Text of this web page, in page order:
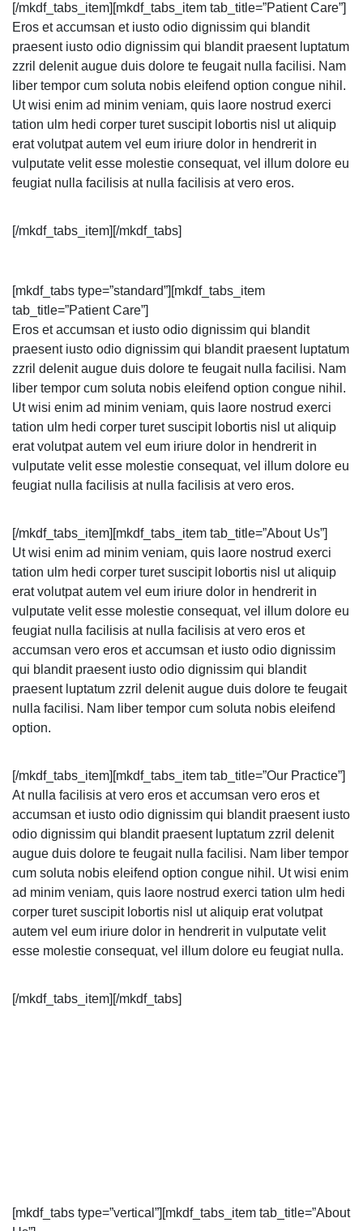
[/mkdf_tabs_item][mkdf_tabs_item tab_title=”Patient Care”]
Eros et accumsan et iusto odio dignissim qui blandit
praesent iusto odio dignissim qui blandit praesent luptatum
zzril delenit augue duis dolore te feugait nulla facilisi. Nam
liber tempor cum soluta nobis eleifend option congue nihil.
Ut wisi enim ad minim veniam, quis laore nostrud exerci
tation ulm hedi corper turet suscipit lobortis nisl ut aliquip
erat volutpat autem vel eum iriure dolor in hendrerit in
vulputate velit esse molestie consequat, vel illum dolore eu
feugiat nulla facilisis at nulla facilisis at vero eros.
[/mkdf_tabs_item][/mkdf_tabs]
[mkdf_tabs type=”standard”][mkdf_tabs_item
tab_title=”Patient Care”]
Eros et accumsan et iusto odio dignissim qui blandit
praesent iusto odio dignissim qui blandit praesent luptatum
zzril delenit augue duis dolore te feugait nulla facilisi. Nam
liber tempor cum soluta nobis eleifend option congue nihil.
Ut wisi enim ad minim veniam, quis laore nostrud exerci
tation ulm hedi corper turet suscipit lobortis nisl ut aliquip
erat volutpat autem vel eum iriure dolor in hendrerit in
vulputate velit esse molestie consequat, vel illum dolore eu
feugiat nulla facilisis at nulla facilisis at vero eros.
[/mkdf_tabs_item][mkdf_tabs_item tab_title=”About Us”]
Ut wisi enim ad minim veniam, quis laore nostrud exerci
tation ulm hedi corper turet suscipit lobortis nisl ut aliquip
erat volutpat autem vel eum iriure dolor in hendrerit in
vulputate velit esse molestie consequat, vel illum dolore eu
feugiat nulla facilisis at nulla facilisis at vero eros et
accumsan vero eros et accumsan et iusto odio dignissim
qui blandit praesent iusto odio dignissim qui blandit
praesent luptatum zzril delenit augue duis dolore te feugait
nulla facilisi. Nam liber tempor cum soluta nobis eleifend
option.
[/mkdf_tabs_item][mkdf_tabs_item tab_title=”Our Practice”]
At nulla facilisis at vero eros et accumsan vero eros et
accumsan et iusto odio dignissim qui blandit praesent iusto
odio dignissim qui blandit praesent luptatum zzril delenit
augue duis dolore te feugait nulla facilisi. Nam liber tempor
cum soluta nobis eleifend option congue nihil. Ut wisi enim
ad minim veniam, quis laore nostrud exerci tation ulm hedi
corper turet suscipit lobortis nisl ut aliquip erat volutpat
autem vel eum iriure dolor in hendrerit in vulputate velit
esse molestie consequat, vel illum dolore eu feugiat nulla.
[/mkdf_tabs_item][/mkdf_tabs]
[mkdf_tabs type=”vertical”][mkdf_tabs_item tab_title=”About